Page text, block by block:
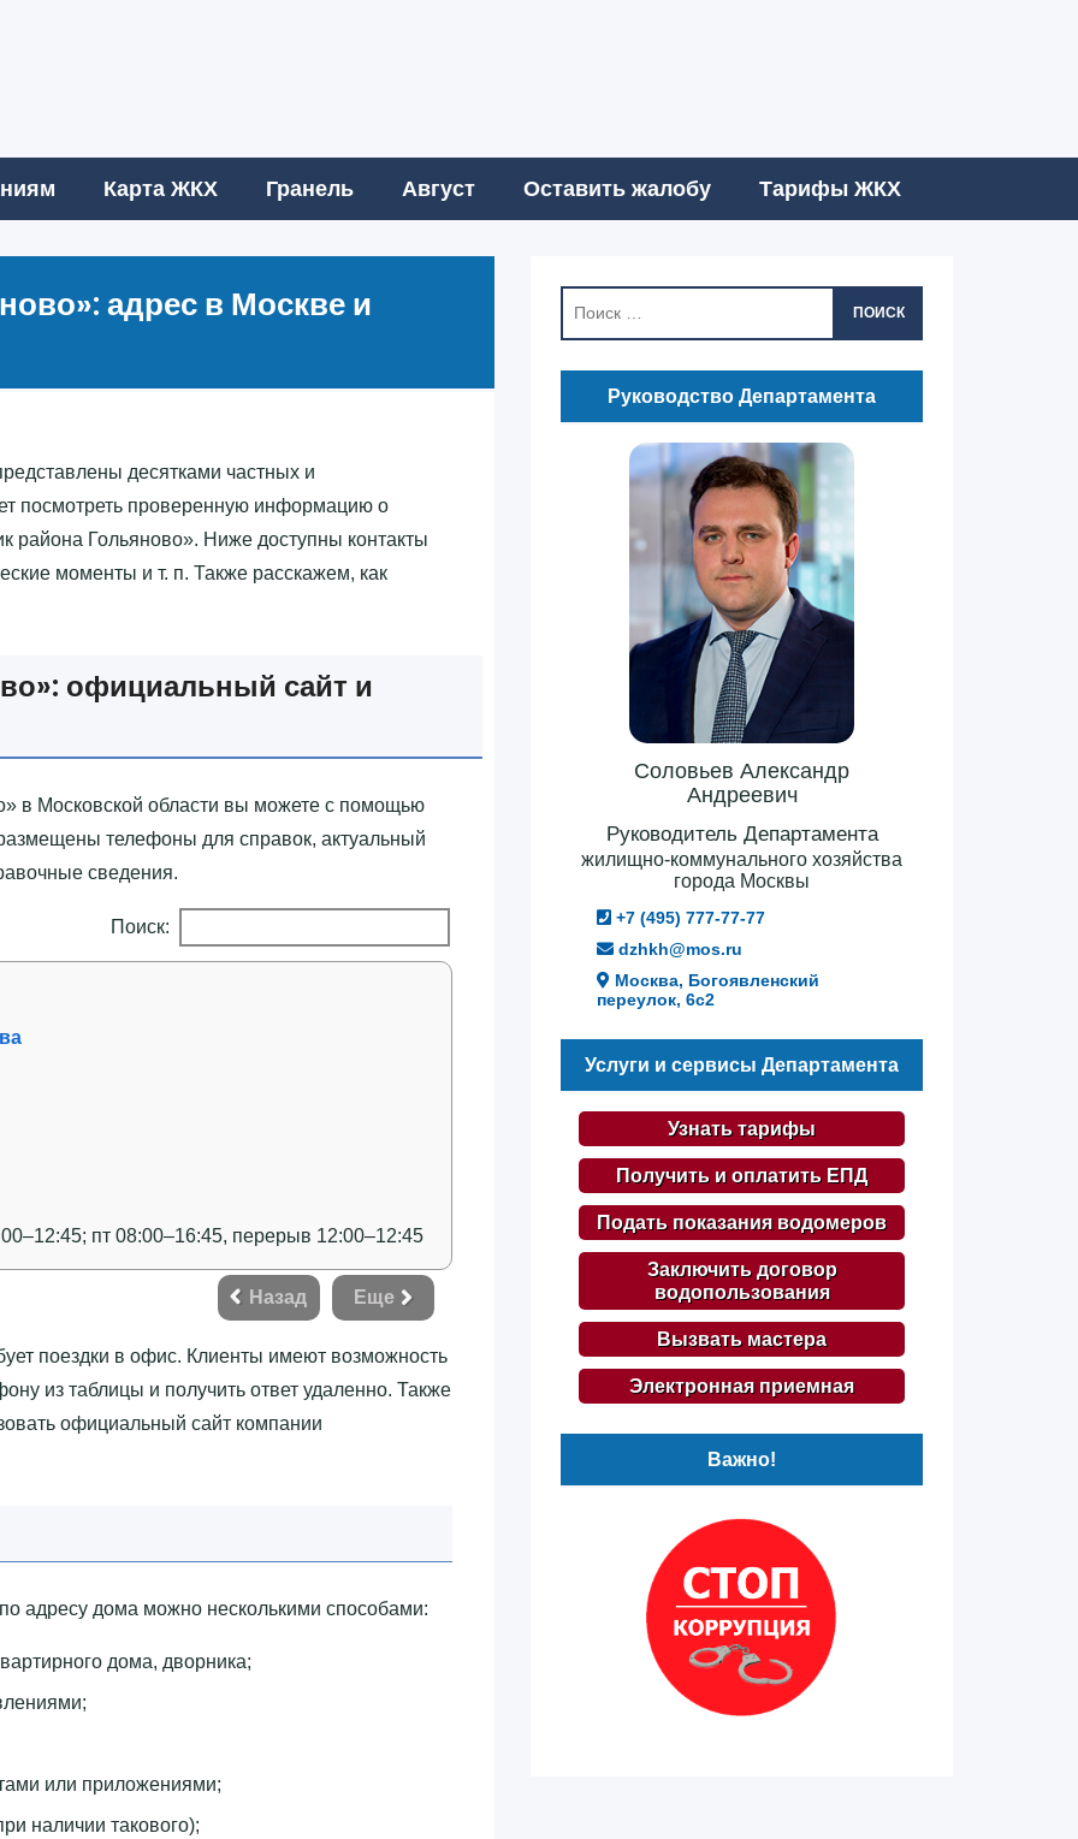
Карта ЖКХ Гранель Август Оставить жалобу Тарифы ЖКХ
адрес в Москве и
десятками частных и
посмотреть проверенную информацию о
района Гольяново»‎. Ниже доступны контакты
моменты и т. п. Также расскажем, как
официальный сайт и
в Московской области вы можете с помощью
телефоны для справок, актуальный
сведения.
Поиск:
пт 08:00–16:45, перерыв 12:00–12:45
Назад Еще
поездки в офис. Клиенты имеют возможность
из таблицы и получить ответ удаленно. Также
официальный сайт компании
адресу дома можно несколькими способами:
дома, дворника;
или приложениями;
наличии такового);
ПОИСК
Руководство Департамента
Соловьев Александр
Андреевич
Руководитель Департамента
жилищно-коммунального хозяйства
города Москвы
+7 (495) 777-77-77
dzhkh@mos.ru
Москва, Богоявленский
переулок, 6с2
Услуги и сервисы Департамента
Узнать тарифы
Получить и оплатить ЕПД
Подать показания водомеров
Заключить договор
водопользования
Вызвать мастера
Электронная приемная
Важно!